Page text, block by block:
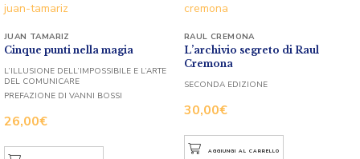
Cinque punti nella magia
26,00€
JUAN TAMARIZ
L’ILLUSIONE DELL’IMPOSSIBILE E L’ARTE
DEL COMUNICARE
PREFAZIONE DI VANNI BOSSI
L’archivio segreto di Raul
Cremona
30,00€
RAUL CREMONA
SECONDA EDIZIONE
AGGIUNGI AL CARRELLO